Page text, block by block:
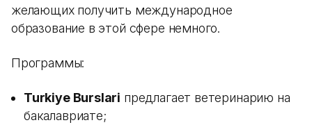
желающих получить международное
образование в этой сфере немного.
Программы:
Turkiye Burslari предлагает ветеринарию на
бакалавриате;